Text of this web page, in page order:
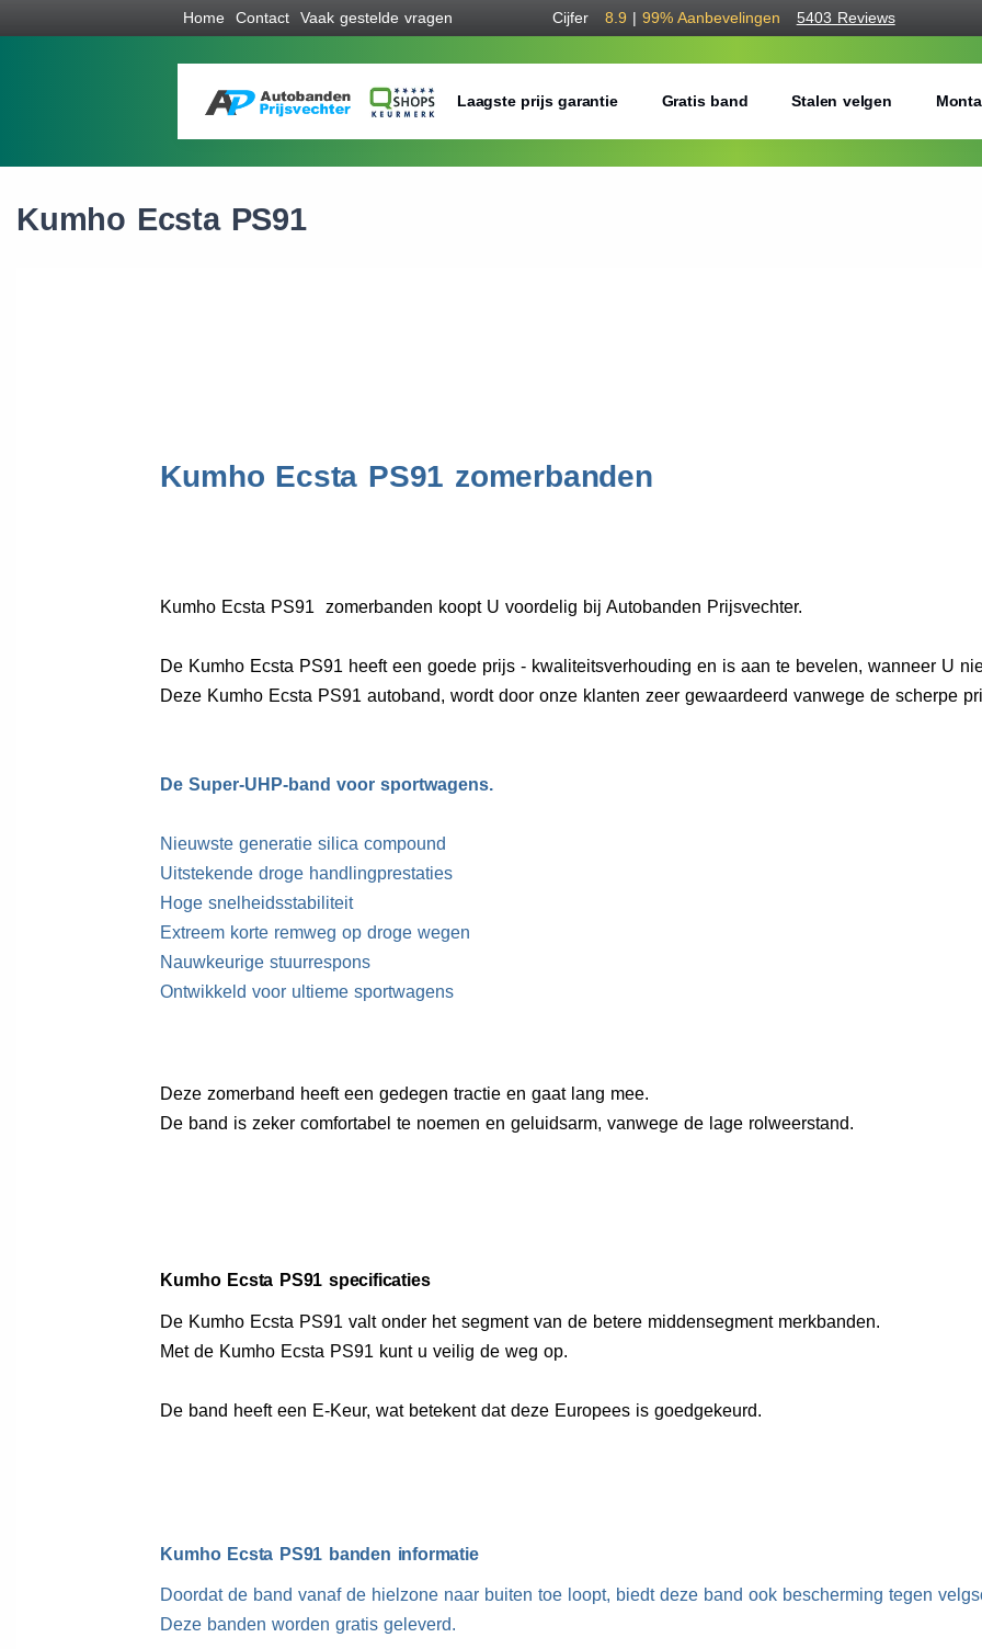
Home Contact Vaak gestelde vragen Cijfer 8.9 | 99% Aanbevelingen 5403 Reviews
Laagste prijs garantie Gratis band Stalen velgen
Kumho Ecsta PS91
Kumho Ecsta PS91 zomerbanden
Kumho Ecsta PS91 zomerbanden koopt U voordelig bij Autobanden Prijsvechter.
De Kumho Ecsta PS91 heeft een goede prijs - kwaliteitsverhouding en is aan te bevelen, wanneer U
Deze Kumho Ecsta PS91 autoband, wordt door onze klanten zeer gewaardeerd vanwege de scherpe
De Super-UHP-band voor sportwagens.
Nieuwste generatie silica compound
Uitstekende droge handlingprestaties
Hoge snelheidsstabiliteit
Extreem korte remweg op droge wegen
Nauwkeurige stuurrespons
Ontwikkeld voor ultieme sportwagens
Deze zomerband heeft een gedegen tractie en gaat lang mee.
De band is zeker comfortabel te noemen en geluidsarm, vanwege de lage rolweerstand.
Kumho Ecsta PS91 specificaties
De Kumho Ecsta PS91 valt onder het segment van de betere middensegment merkbanden.
Met de Kumho Ecsta PS91 kunt u veilig de weg op.
De band heeft een E-Keur, wat betekent dat deze Europees is goedgekeurd.
Kumho Ecsta PS91 banden informatie
Doordat de band vanaf de hielzone naar buiten toe loopt, biedt deze band ook bescherming tegen
Deze banden worden gratis geleverd.